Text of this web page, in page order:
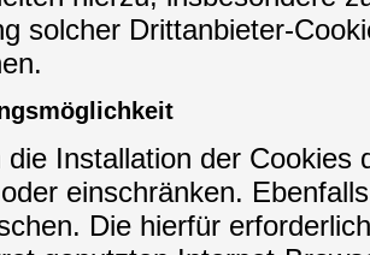
solcher Drittanbieter-
die Installation der
einschränken.
Die hierfür